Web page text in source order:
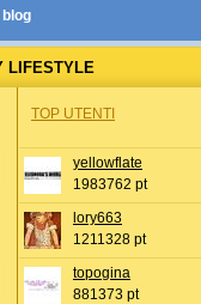
blog
LIFESTYLE
TOP UTENTI
yellowflate
1983762 pt
lory663
1211328 pt
topogina
881373 pt